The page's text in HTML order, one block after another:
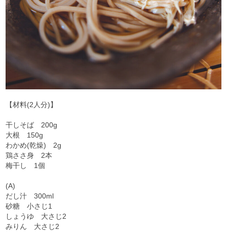
【材料(2人分)】
干しそば 200g
大根 150g
わかめ(乾燥) 2g
鶏ささ身 2本
梅干し 1個
(A)
だし汁 300ml
砂糖 小さじ1
しょうゆ 大さじ2
みりん 大さじ2